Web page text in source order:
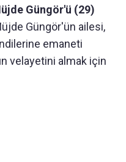
Güngör'ü (29)
Güngör'ün ailesi,
emaneti
velayetini almak için